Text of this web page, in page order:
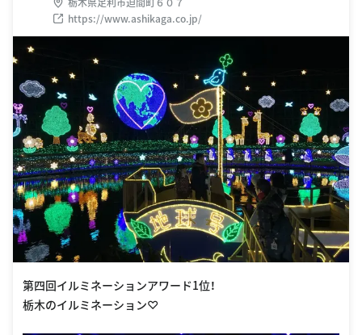
https://www.ashikaga.co.jp/
第四回イルミネーションアワード1位！
栃木のイルミネーション♡